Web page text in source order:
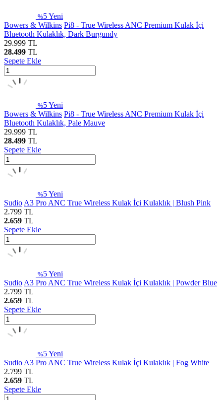
%5Yeni
Bowers & Wilkins Pi8 - True Wireless ANC Premium Kulak İçi
Bluetooth Kulaklık, Dark Burgundy
29.999 TL
28.499 TL
Sepete Ekle
%5Yeni
Bowers & Wilkins Pi8 - True Wireless ANC Premium Kulak İçi
Bluetooth Kulaklık, Pale Mauve
29.999 TL
28.499 TL
Sepete Ekle
%5Yeni
Sudio A3 Pro ANC True Wireless Kulak İçi Kulaklık | Blush Pink
2.799 TL
2.659 TL
Sepete Ekle
%5Yeni
Sudio A3 Pro ANC True Wireless Kulak İçi Kulaklık | Powder Blue
2.799 TL
2.659 TL
Sepete Ekle
%5Yeni
Sudio A3 Pro ANC True Wireless Kulak İçi Kulaklık | Fog White
2.799 TL
2.659 TL
Sepete Ekle